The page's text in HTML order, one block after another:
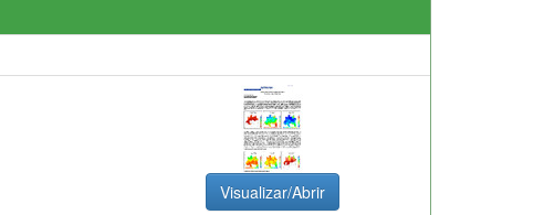
Visualizar/Abrir